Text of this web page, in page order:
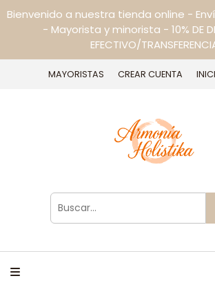
Bienvenido a nuestra tienda online -
- Mayorista y minorista - 10% DE
EFECTIVO/
MAYORISTAS CREAR CUENTA